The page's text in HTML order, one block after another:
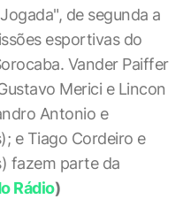
de segunda a
esportivas do
Vander Paiffer
Merici e Lincon
Antonio e
e Tiago Cordeiro e
fazem parte da
Rádio)